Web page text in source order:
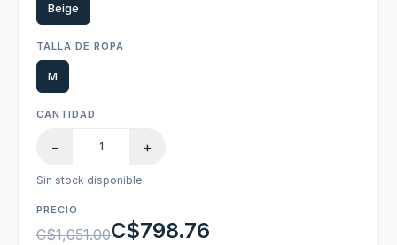
PRECIO
C$1,051.00C$798.76
Beige
TALLA DE ROPA
M
CANTIDAD
− +
Sin stock disponible.